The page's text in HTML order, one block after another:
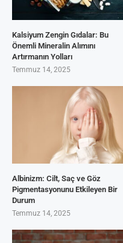
Kalsiyum Zengin Gıdalar: Bu
Önemli Mineralin Alımını
Artırmanın Yolları
Temmuz 14, 2025
Albinizm: Cilt, Saç ve Göz
Pigmentasyonunu Etkileyen Bir
Durum
Temmuz 14, 2025